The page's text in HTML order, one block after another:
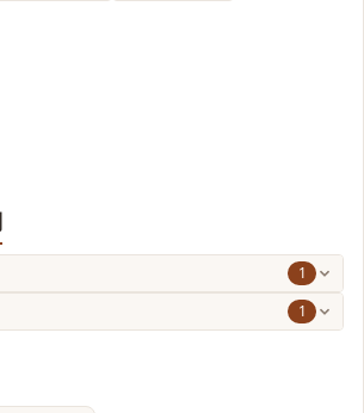
1
1